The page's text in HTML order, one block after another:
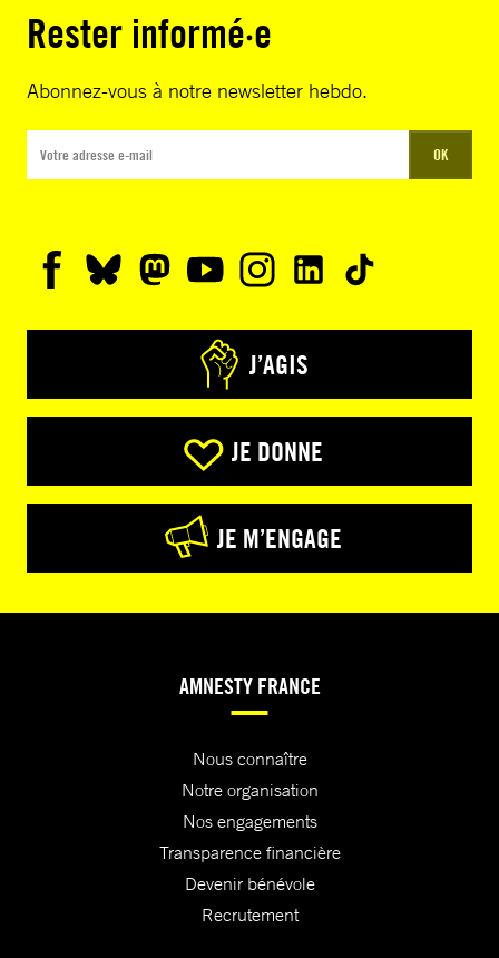
Rester informé·e
Abonnez-vous à notre newsletter hebdo.
OK
J’AGIS
JE DONNE
JE M’ENGAGE
AMNESTY FRANCE
Nous connaître
Notre organisation
Nos engagements
Transparence financière
Devenir bénévole
Recrutement